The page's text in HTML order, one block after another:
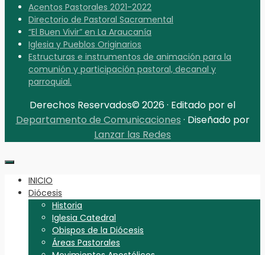
Acentos Pastorales 2021-2022
Directorio de Pastoral Sacramental
“El Buen Vivir” en La Araucanía
Iglesia y Pueblos Originarios
Estructuras e instrumentos de animación para la
comunión y participación pastoral, decanal y
parroquial.
Derechos Reservados© 2026 · Editado por el
Departamento de Comunicaciones · Diseñado por
Lanzar las Redes
INICIO
Diócesis
Historia
Iglesia Catedral
Obispos de la Diócesis
Áreas Pastorales